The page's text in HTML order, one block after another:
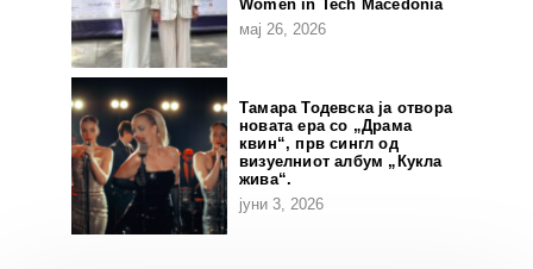
Women in Tech Macedonia
мај 26, 2026
Тамара Тодевска ја отвора
новата ера со „Драма
квин“, прв сингл од
визуелниот албум „Кукла
жива“.
јуни 3, 2026